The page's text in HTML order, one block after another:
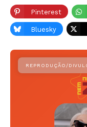
Pinterest
Bluesky